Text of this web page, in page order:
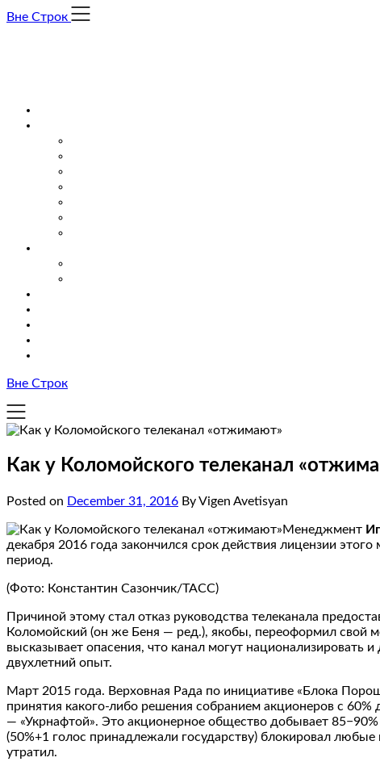
Skip
Вне Строк
Вне Строк
Как у Коломойского телеканал
Posted on December 31, 2016 By Vigen Avetisyan
Менеджмент
декабря 2016 года закончился срок действия лицензии
период.
(Фото: Константин Сазончик/ТАСС)
Причиной этому стал отказ руководства телеканала
Коломойский (он же Беня — ред.), якобы, переоформил свой
высказывает опасения, что канал могут
двухлетний опыт.
Март 2015 года. Верховная Рада по инициативе «Блока
принятия какого-либо решения собранием акционеров с
— «Укрнафтой». Это акционерное общество добывает
(50%+1 голос принадлежали государству) блокировал
утратил.